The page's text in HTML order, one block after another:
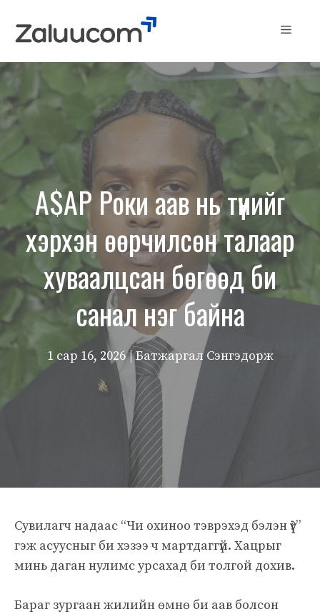
Menu
A$AP Роки аав нь түүнийг
хэрхэн өөрчилсөн талаар
хуваалцсан бөгөөд би
санал нэг байна
1 сар 16, 2026 | Батжаргал Сэнгэдорж
Сувилагч надаас “Чи охиноо тэврэхэд бэлэн үү?”
гэж асуусныг би хэзээ ч мартдаггүй. Хацрыг
минь даган нулимс урсахад би толгой дохив.
Бараг зургаан жилийн өмнө би аав болсон